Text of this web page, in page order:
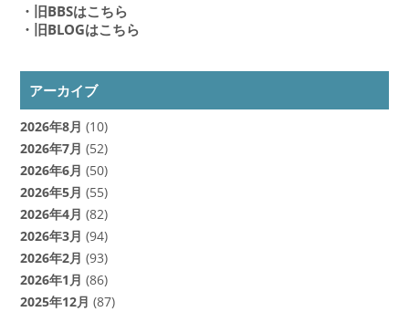
・旧BBSはこちら
・旧BLOGはこちら
アーカイブ
2026年8月 (10)
2026年7月 (52)
2026年6月 (50)
2026年5月 (55)
2026年4月 (82)
2026年3月 (94)
2026年2月 (93)
2026年1月 (86)
2025年12月 (87)